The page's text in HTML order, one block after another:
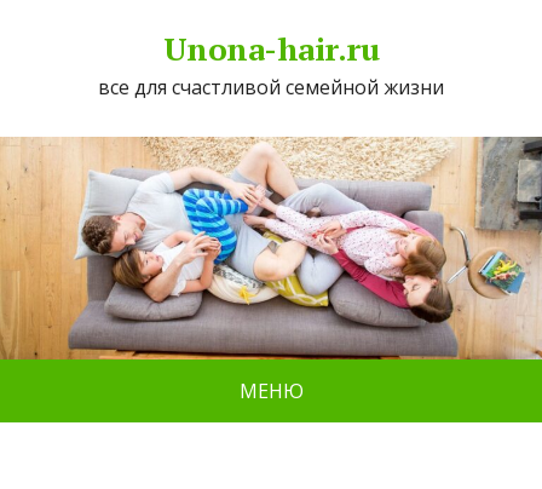
Unona-hair.ru
все для счастливой семейной жизни
МЕНЮ